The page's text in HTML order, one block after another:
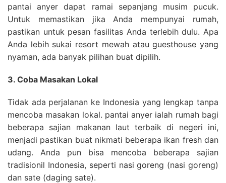
pantai anyer dapat ramai sepanjang musim pucuk.
Untuk memastikan jika Anda mempunyai rumah,
pastikan untuk pesan fasilitas Anda terlebih dulu. Apa
Anda lebih sukai resort mewah atau guesthouse yang
nyaman, ada banyak pilihan buat dipilih.
3. Coba Masakan Lokal
Tidak ada perjalanan ke Indonesia yang lengkap tanpa
mencoba masakan lokal. pantai anyer ialah rumah bagi
beberapa sajian makanan laut terbaik di negeri ini,
menjadi pastikan buat nikmati beberapa ikan fresh dan
udang. Anda pun bisa mencoba beberapa sajian
tradisionil Indonesia, seperti nasi goreng (nasi goreng)
dan sate (daging sate).